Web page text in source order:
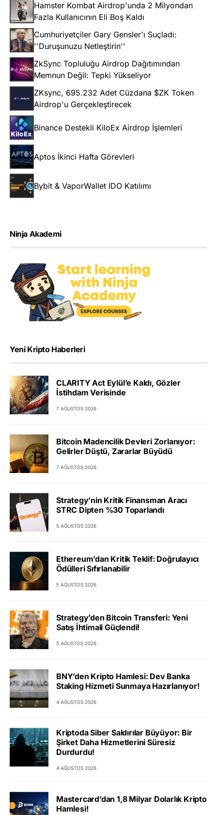
Hamster Kombat Airdrop'unda 2 Milyondan
Fazla Kullanıcının Eli Boş Kaldı
Cumhuriyetçiler Gary Gensler'ı Suçladı:
''Duruşunuzu Netleştirin''
ZkSync Topluluğu Airdrop Dağıtımından
Memnun Değil: Tepki Yükseliyor
ZKsync, 695.232 Adet Cüzdana $ZK Token
Airdrop'u Gerçekleştirecek
Binance Destekli KiloEx Airdrop İşlemleri
Aptos İkinci Hafta Görevleri
Bybit & VaporWallet IDO Katılımı
Ninja Akademi
Yeni Kripto Haberleri
CLARITY Act Eylül’e Kaldı, Gözler
İstihdam Verisinde
7 AĞUSTOS 2026
Bitcoin Madencilik Devleri Zorlanıyor:
Gelirler Düştü, Zararlar Büyüdü
7 AĞUSTOS 2026
Strategy’nin Kritik Finansman Aracı
STRC Dipten %30 Toparlandı
5 AĞUSTOS 2026
Ethereum’dan Kritik Teklif: Doğrulayıcı
Ödülleri Sıfırlanabilir
5 AĞUSTOS 2026
Strategy’den Bitcoin Transferi: Yeni
Satış İhtimali Güçlendi!
5 AĞUSTOS 2026
BNY’den Kripto Hamlesi: Dev Banka
Staking Hizmeti Sunmaya Hazırlanıyor!
4 AĞUSTOS 2026
Kriptoda Siber Saldırılar Büyüyor: Bir
Şirket Daha Hizmetlerini Süresiz
Durdurdu!
4 AĞUSTOS 2026
Mastercard’dan 1,8 Milyar Dolarlık Kripto
Hamlesi!